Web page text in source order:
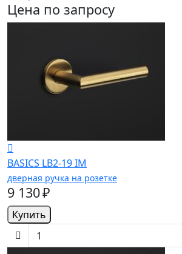
Цена по запросу
BASICS LB2-19 IM
дверная ручка на розетке
9 130 ₽
Купить